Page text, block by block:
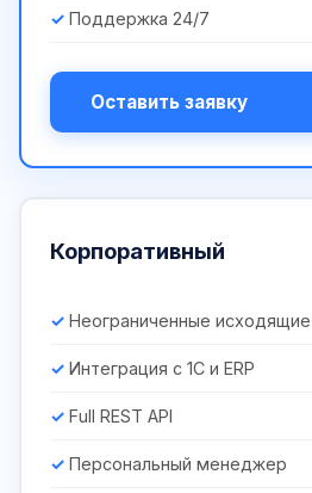
Поддержка 24/7
Оставить заявку
Корпоративный
Неограниченные исходящие
Интеграция с 1С и ERP
Full REST API
Персональный менеджер